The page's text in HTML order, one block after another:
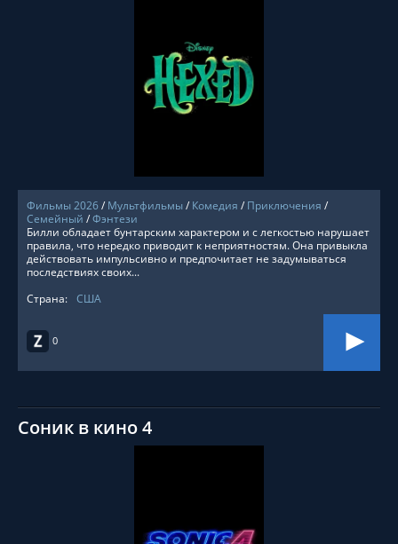
СМОТРЕТЬ ОНЛАЙН
Фильмы 2026/ Мультфильмы/ Комедия / Приключения /
Семейный /Фэнтези
0
Билли обладает бунтарским характером и с легкостью нарушает
правила, что нередко приводит к неприятностям. Она привыкла
действовать импульсивно и предпочитает не задумываться
последствиях своих...
Страна: США
Соник в кино 4